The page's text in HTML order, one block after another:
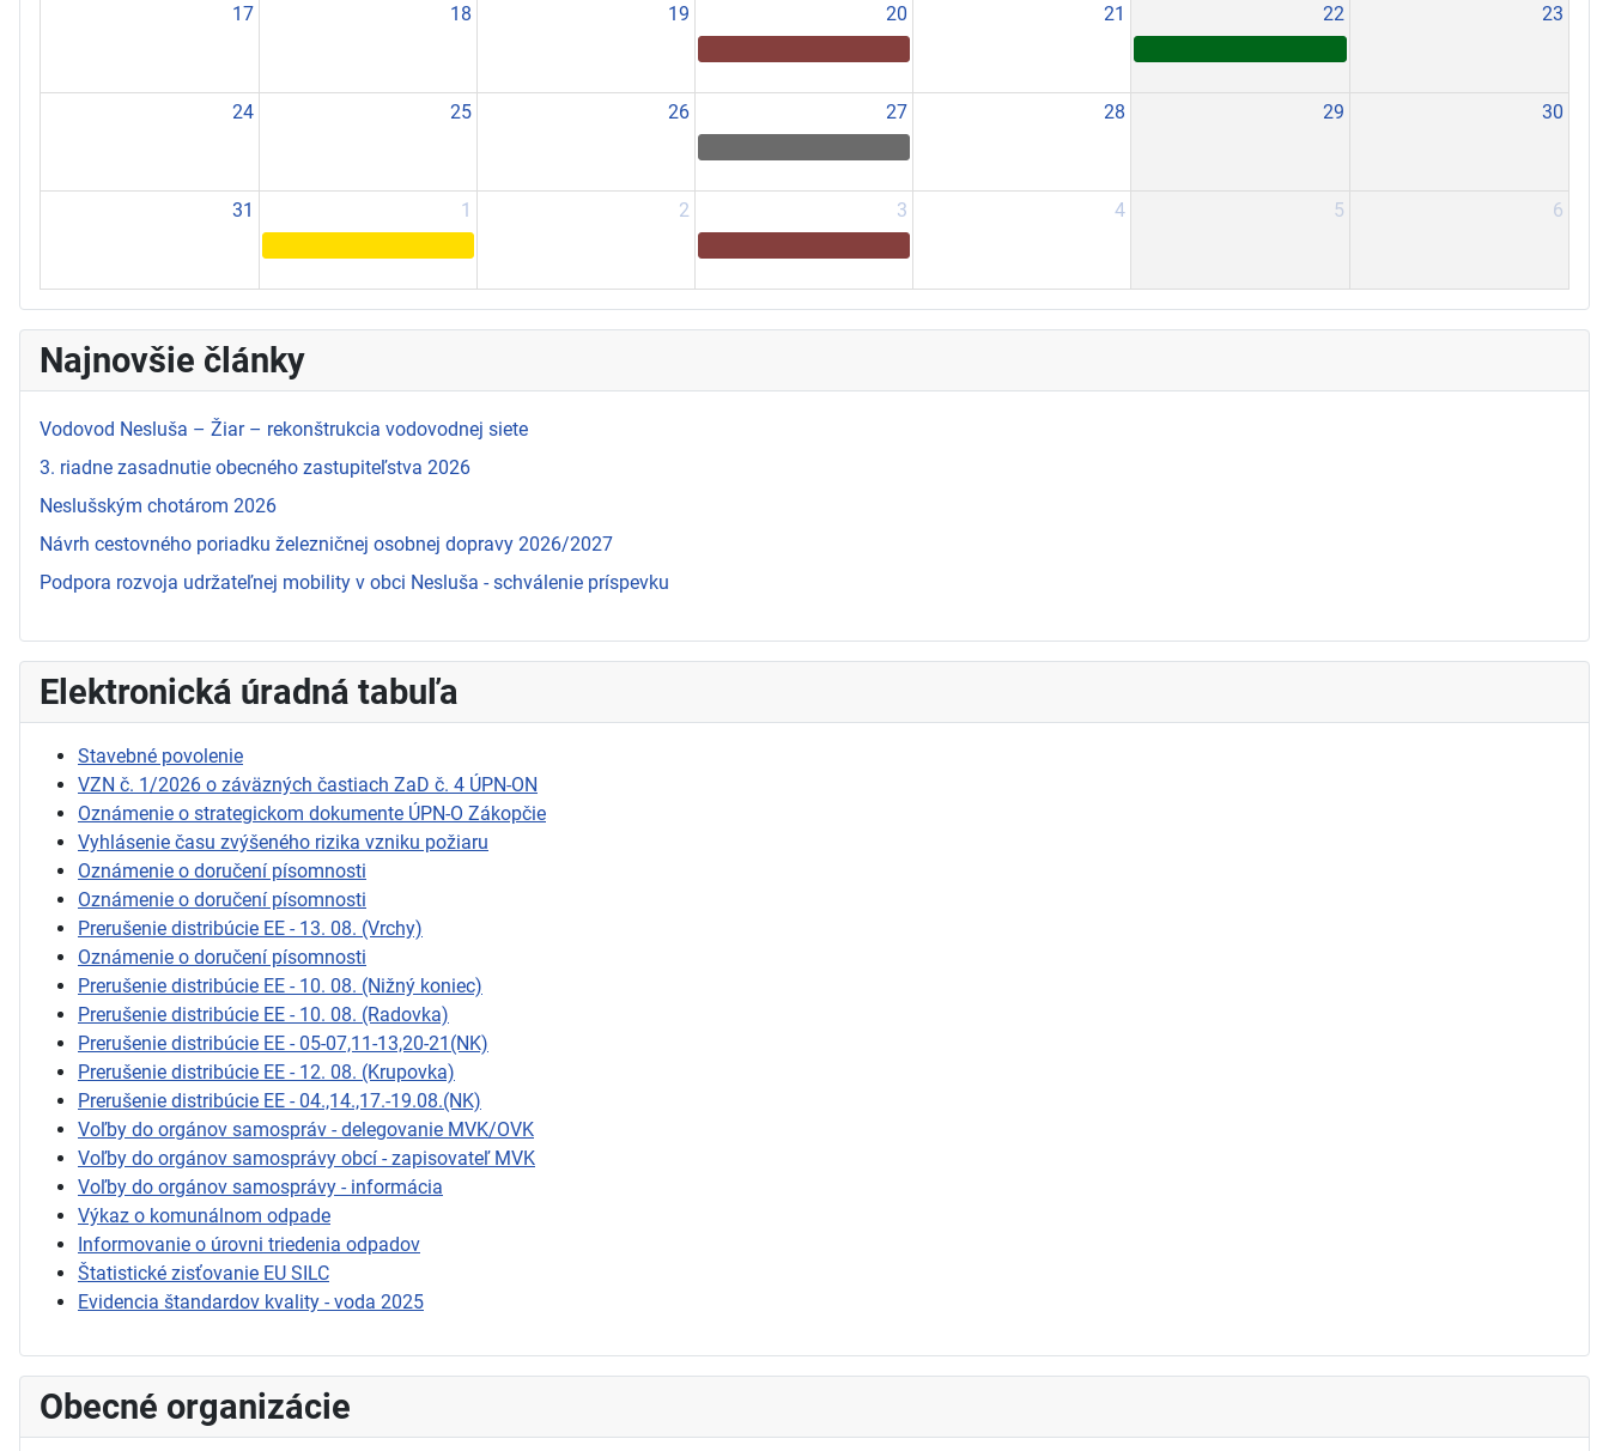
17 18 19 20 21 22 23
24 25 26 27 28 29 30
31 1 2 3 4 5 6
Najnovšie články
Vodovod Nesluša – Žiar – rekonštrukcia vodovodnej siete
3. riadne zasadnutie obecného zastupiteľstva 2026
Neslušským chotárom 2026
Návrh cestovného poriadku železničnej osobnej dopravy 2026/2027
Podpora rozvoja udržateľnej mobility v obci Nesluša - schválenie príspevku
Elektronická úradná tabuľa
Stavebné povolenie
VZN č. 1/2026 o záväzných častiach ZaD č. 4 ÚPN-ON
Oznámenie o strategickom dokumente ÚPN-O Zákopčie
Vyhlásenie času zvýšeného rizika vzniku požiaru
Oznámenie o doručení písomnosti
Oznámenie o doručení písomnosti
Prerušenie distribúcie EE - 13. 08. (Vrchy)
Oznámenie o doručení písomnosti
Prerušenie distribúcie EE - 10. 08. (Nižný koniec)
Prerušenie distribúcie EE - 10. 08. (Radovka)
Prerušenie distribúcie EE - 05-07,11-13,20-21(NK)
Prerušenie distribúcie EE - 12. 08. (Krupovka)
Prerušenie distribúcie EE - 04.,14.,17.-19.08.(NK)
Voľby do orgánov samospráv - delegovanie MVK/OVK
Voľby do orgánov samosprávy obcí - zapisovateľ MVK
Voľby do orgánov samosprávy - informácia
Výkaz o komunálnom odpade
Informovanie o úrovni triedenia odpadov
Štatistické zisťovanie EU SILC
Evidencia štandardov kvality - voda 2025
Obecné organizácie